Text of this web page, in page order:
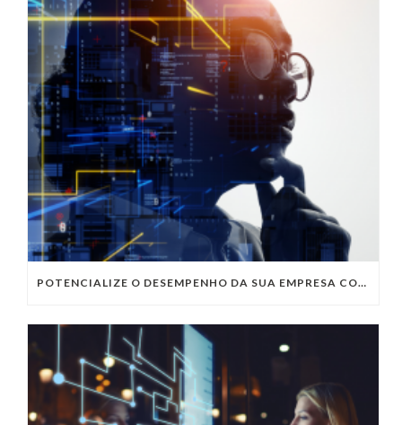
POTENCIALIZE O DESEMPENHO DA SUA EMPRESA COM OS SERVIÇOS DE TI DA VIVO VITA